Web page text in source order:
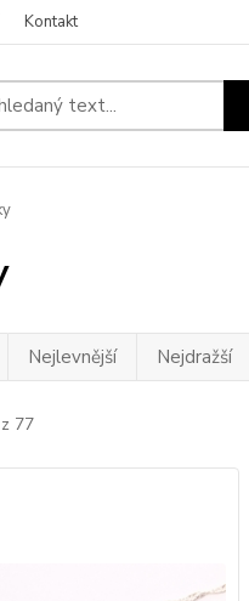
Kontakt
Nejlevnější Nejdražší
77